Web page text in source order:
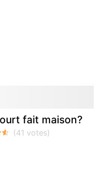
fait maison?